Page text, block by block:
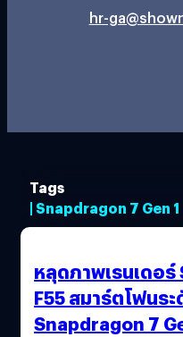
hr-
Tags
| Snapdragon 7 Gen 1
หลุดภาพเรนเดอร์
F55 สมาร์ตโฟนร
Snapdragon 7